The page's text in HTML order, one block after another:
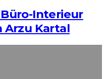
Interieur
Kartal